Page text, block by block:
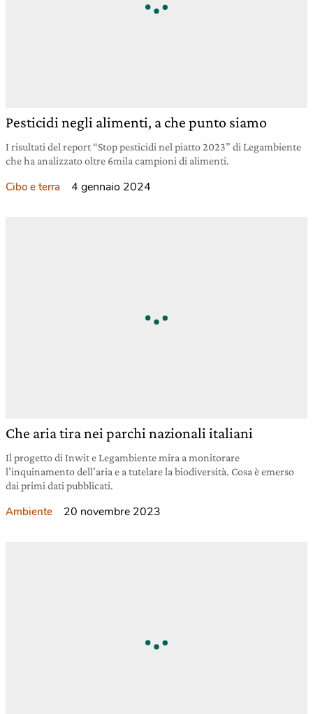
Pesticidi negli alimenti, a che punto siamo
I risultati del report “Stop pesticidi nel piatto 2023” di Legambiente
che ha analizzato oltre 6mila campioni di alimenti.
Cibo e terra 4 gennaio 2024
Che aria tira nei parchi nazionali italiani
Il progetto di Inwit e Legambiente mira a monitorare
l’inquinamento dell’aria e a tutelare la biodiversità. Cosa è emerso
dai primi dati pubblicati.
Ambiente 20 novembre 2023